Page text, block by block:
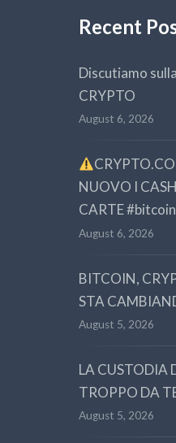
Recent
Discutiamo
CRYPTO
August 6, 2026
NUOVO I
CARTE
August 6, 2026
BITCOIN,
STA
August 5, 2026
LA CUSTODIA
TROPPO DA
August 5, 2026